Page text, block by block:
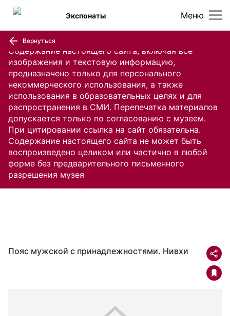
Содержание настоящего сайта, включая все
изображения и текстовую информацию,
предназначено только для персонального
некоммерческого использования, а также
использования в образовательных целях и для
распространения в СМИ. Перепечатка материалов
допускается только по согласованию с музеем.
При цитировании ссылка на сайт обязательна.
Содержание настоящего сайта не может быть
воспроизведено целиком или частично в любой
форме без предварительного письменного
разрешения музея
Меню
Экспонаты
Вернуться
Пояс мужской с принадлежностями. Нивхи